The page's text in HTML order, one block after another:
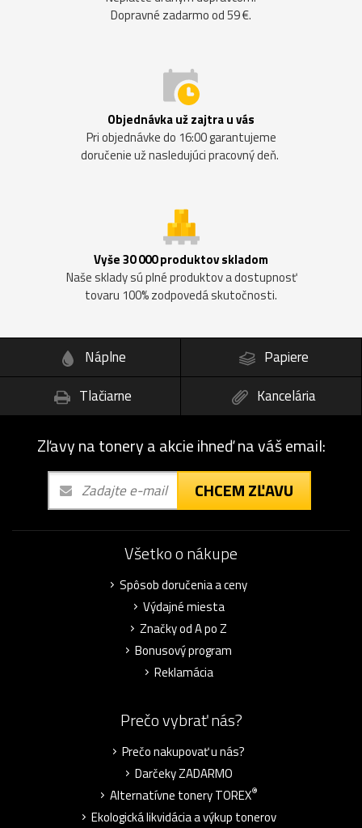
Dopravné zadarmo od 59 €.
Objednávka už zajtra u vás
Pri objednávke do 16:00 garantujeme
doručenie už nasledujúci pracovný deň.
Vyše 30 000 produktov skladom
Naše sklady sú plné produktov a dostupnosť
tovaru 100% zodpovedá skutočnosti.
Náplne
Papiere
Tlačiarne
Kancelária
Zľavy na tonery a akcie ihneď na váš email:
CHCEM ZĽAVU
Všetko o nákupe
Spôsob doručenia a ceny
Výdajné miesta
Značky od A po Z
Bonusový program
Reklamácia
Prečo vybrať nás?
Prečo nakupovať u nás?
Darčeky ZADARMO
Alternatívne tonery TOREX®
Ekologická likvidácia a výkup tonerov